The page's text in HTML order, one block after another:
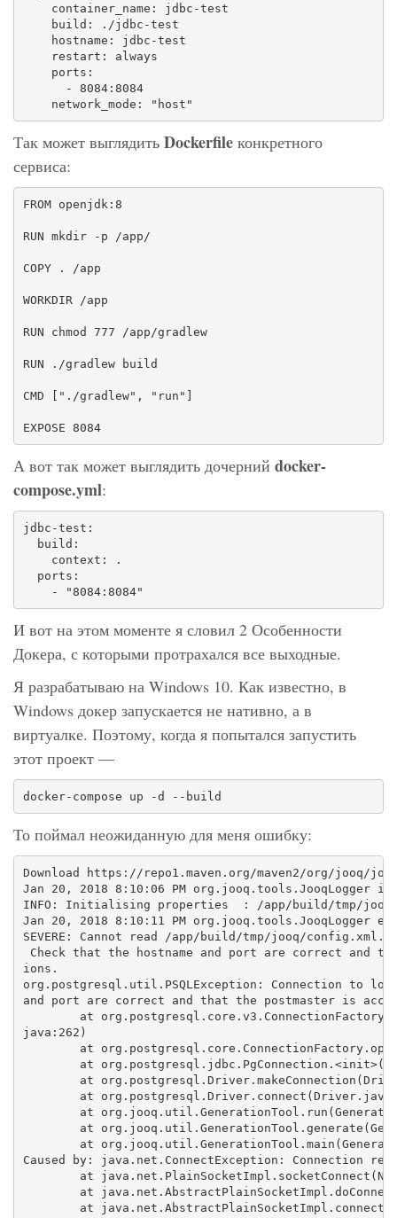
    container_name: jdbc-test
    build: ./jdbc-test
    hostname: jdbc-test
    restart: always
    ports:
      - 8084:8084
    network_mode: "host"
Так может выглядить Dockerfile конкретного
сервиса:
FROM openjdk:8
RUN mkdir -p /app/
COPY . /app
WORKDIR /app
RUN chmod 777 /app/gradlew
RUN ./gradlew build
CMD ["./gradlew", "run"]
EXPOSE 8084
А вот так может выглядить дочерний docker-
compose.yml:
jdbc-test:
  build:
    context: .
  ports:
    - "8084:8084"
И вот на этом моменте я словил 2 Особенности
Докера, с которыми протрахался все выходные.
Я разрабатываю на Windows 10. Как известно, в
Windows докер запускается не нативно, а в
виртуалке. Поэтому, когда я попытался запустить
этот проект —
docker-compose up -d --build
То поймал неожиданную для меня ошибку:
Download https://repo1.maven.org/maven2/org/jooq/
Jan 20, 2018 8:10:06 PM org.jooq.tools.JooqLogger
INFO: Initialising properties  : /app/build/tmp/jooq/
Jan 20, 2018 8:10:11 PM org.jooq.tools.JooqLogger
SEVERE: Cannot read /app/build/tmp/jooq/
Check that the hostname and port are correct and
ions.
org.postgresql.util.PSQLException: Connection to
and port are correct and that the postmaster is
at
java:262)
at
at
at
at
at
at
at
Caused by: java.net.ConnectException: Connection
at
at
at